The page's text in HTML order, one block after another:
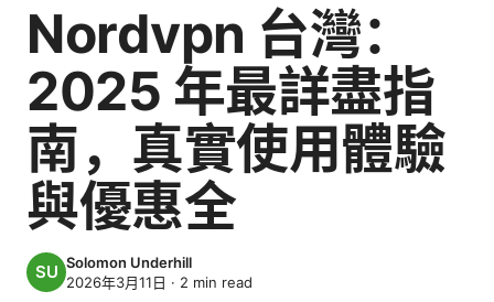
Nordvpn 台灣：
2025 年最詳盡指
南，真實使用體驗
與優惠全
Solomon Underhill
2026年3月11日 · 2 min read